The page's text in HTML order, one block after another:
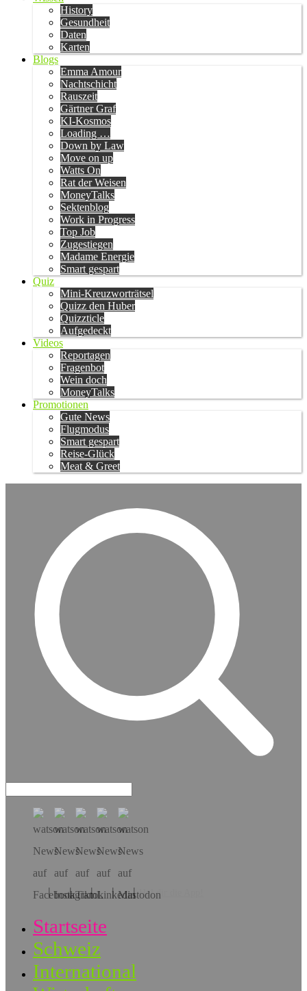
History
Gesundheit
Daten
Karten
Blogs
Emma Amour
Nachtschicht
Rauszeit
Gärtner Graf
KI-Kosmos
Loading …
Down by Law
Move on up
Watts On
Rat der Weisen
MoneyTalks
Sektenblog
Work in Progress
Top Job
Zugestiegen
Madame Energie
Smart gespart
Quiz
Mini-Kreuzworträtsel
Quizz den Huber
Quizzticle
Aufgedeckt
Videos
Reportagen
Fragenbot
Wein doch
MoneyTalks
Promotionen
Gute News
Flugmodus
Smart gespart
Reise-Glück
Meat & Greet
Hol dir die App!
Startseite
Schweiz
International